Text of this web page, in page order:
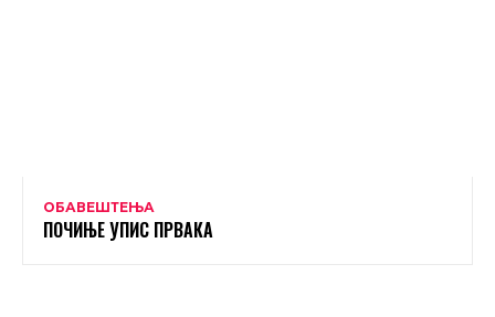
ОБАВЕШТЕЊА
ПОЧИЊЕ УПИС ПРВАКА